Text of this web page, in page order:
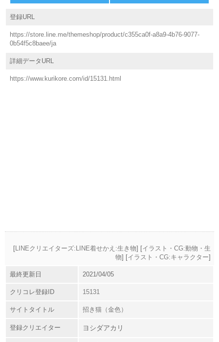
登録URL
https://store.line.me/themeshop/product/c355ca0f-a8a9-4b76-9077-
0b54f5c8baee/ja
詳細データURL
https://www.kurikore.com/id/15131.html
[LINEクリエイターズ:LINE着せかえ:生き物] [イラスト・CG:動物・生
物] [イラスト・CG:キャラクター]
最終更新日 2021/04/05
クリコレ登録ID 15131
サイトタイトル 招き猫（金色）
登録クリエイター ヨシダアカリ